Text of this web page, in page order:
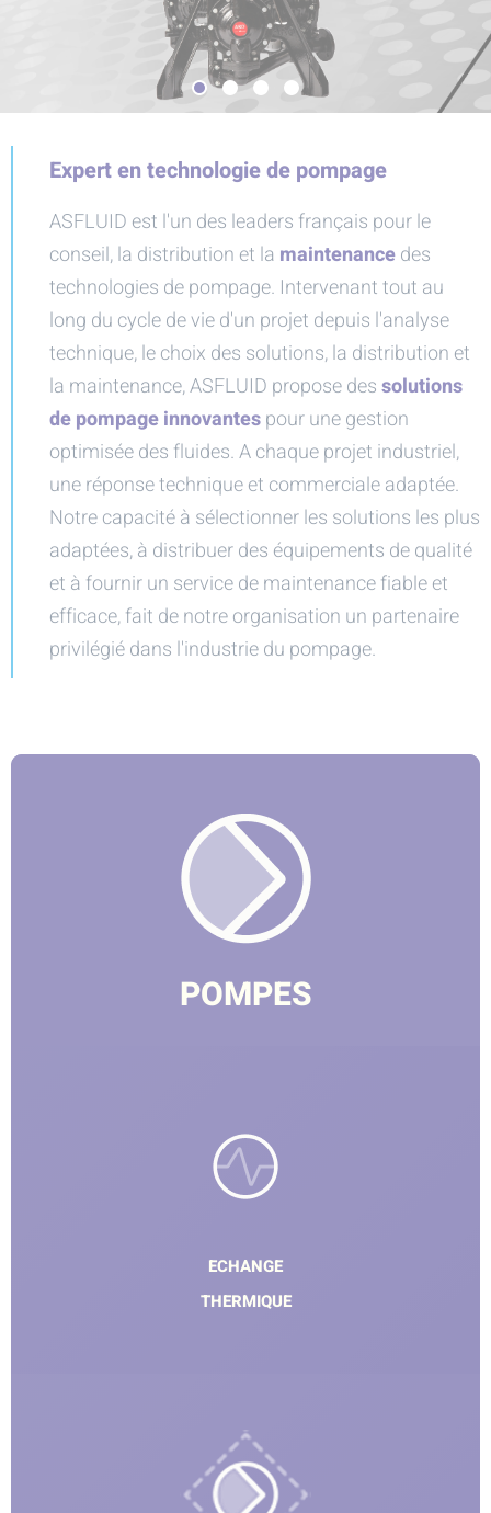
Expert en technologie de pompage
ASFLUID est l'un des leaders français pour le
conseil, la distribution et la maintenancedes
technologies de pompage. Intervenant tout au
long du cycle de vie d'un projet depuis l'analyse
technique, le choix des solutions, la distribution et
la maintenance, ASFLUID propose dessolutions
de pompage innovantespour une gestion
optimisée des fluides. A chaque projet industriel,
une réponse technique et commerciale adaptée.
Notre capacité à sélectionner les solutions les plus
adaptées, à distribuer des équipements de qualité
et à fournir un service de maintenance fiable et
efficace, fait de notre organisation un partenaire
privilégié dans l'industrie du pompage.
POMPES
ECHANGE
THERMIQUE